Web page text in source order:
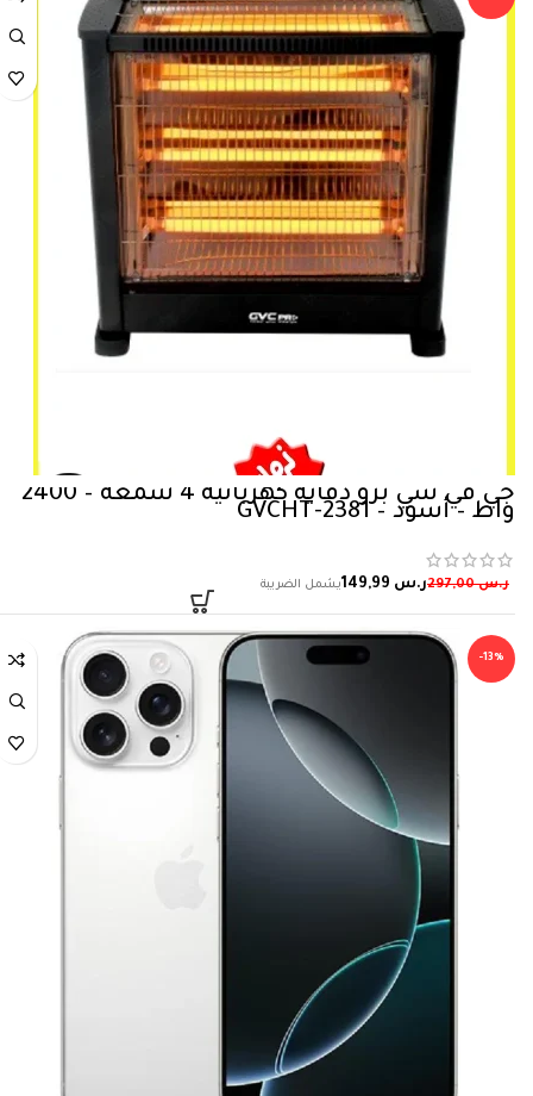
جي في سي برو دفاية كهربائية 4 شمعة – 2400
واط – أسود – GVCHT-2381
ر.س297,00 ر.س
-13%